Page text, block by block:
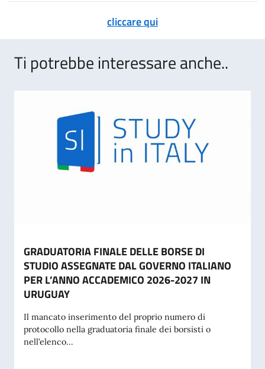
cliccare qui
Ti potrebbe interessare anche..
GRADUATORIA FINALE DELLE BORSE DI
STUDIO ASSEGNATE DAL GOVERNO ITALIANO
PER L’ANNO ACCADEMICO 2026-2027 IN
URUGUAY
Il mancato inserimento del proprio numero di
protocollo nella graduatoria finale dei borsisti o
nell’elenco...